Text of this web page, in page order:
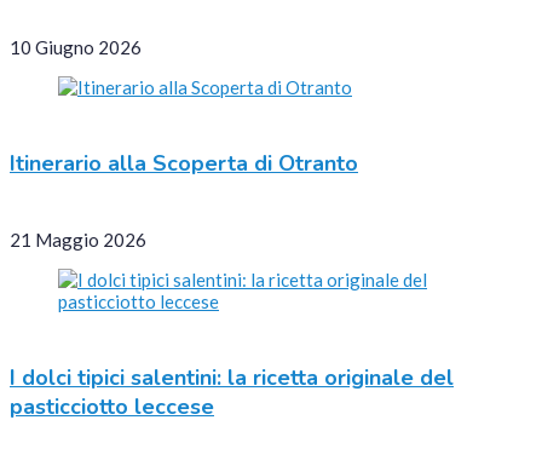
10 Giugno 2026
Itinerario alla Scoperta di Otranto
21 Maggio 2026
I dolci tipici salentini: la ricetta originale del
pasticciotto leccese